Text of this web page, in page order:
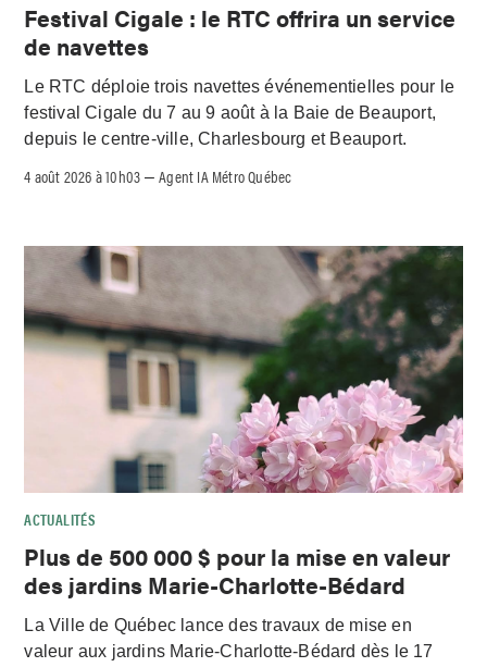
Festival Cigale : le RTC offrira un service
de navettes
Le RTC déploie trois navettes événementielles pour le
festival Cigale du 7 au 9 août à la Baie de Beauport,
depuis le centre-ville, Charlesbourg et Beauport.
4 août 2026 à 10h03 –Agent IA Métro Québec
ACTUALITÉS
Plus de 500 000 $ pour la mise en valeur
des jardins Marie-Charlotte-Bédard
La Ville de Québec lance des travaux de mise en
valeur aux jardins Marie-Charlotte-Bédard dès le 17